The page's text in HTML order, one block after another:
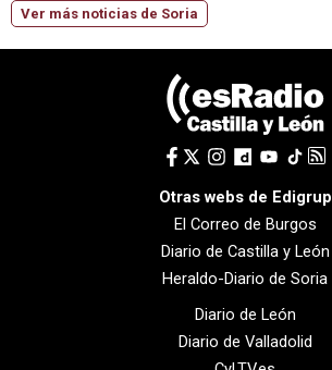
Ver más noticias de Soria
Otras webs de Edigrup
El Correo de Burgos
Diario de Castilla y León
Heraldo-Diario de Soria
Diario de León
Diario de Valladolid